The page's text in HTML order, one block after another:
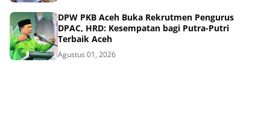
DPW PKB Aceh Buka Rekrutmen Pengurus
DPAC, HRD: Kesempatan bagi Putra-Putri
Terbaik Aceh
Agustus 01, 2026